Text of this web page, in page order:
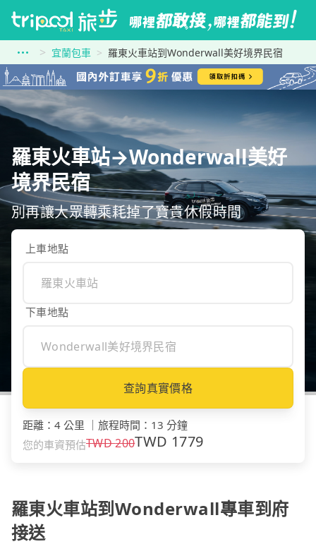
宜蘭包車 羅東火車站到Wonderwall美好境界民宿
羅東火車站→Wonderwall美好
境界民宿
別再讓大眾轉乘耗掉了寶貴休假時間
上車地點
下車地點
查詢真實價格
距離 ： 4 公里 旅程時間 ： 13 分鐘
您的車資預估TWD200TWD 1779
羅東火車站到Wonderwall專車到府
接送